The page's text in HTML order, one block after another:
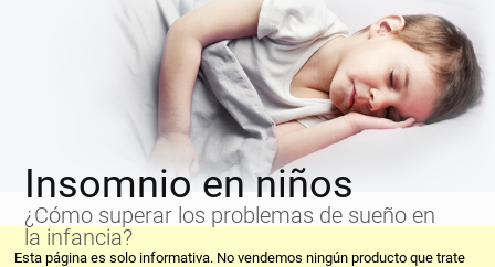
Insomnio en niños
¿Cómo superar los problemas de sueño en
la infancia?
Esta página es solo informativa. No vendemos ningún producto que trate